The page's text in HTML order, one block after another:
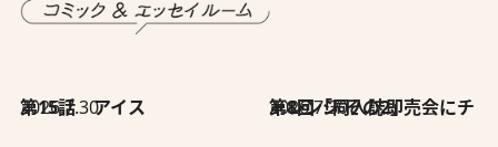
2026.7.30
第15話 アイス 2026.7.30
第8回「同人誌即売会にチャレンジ その2」